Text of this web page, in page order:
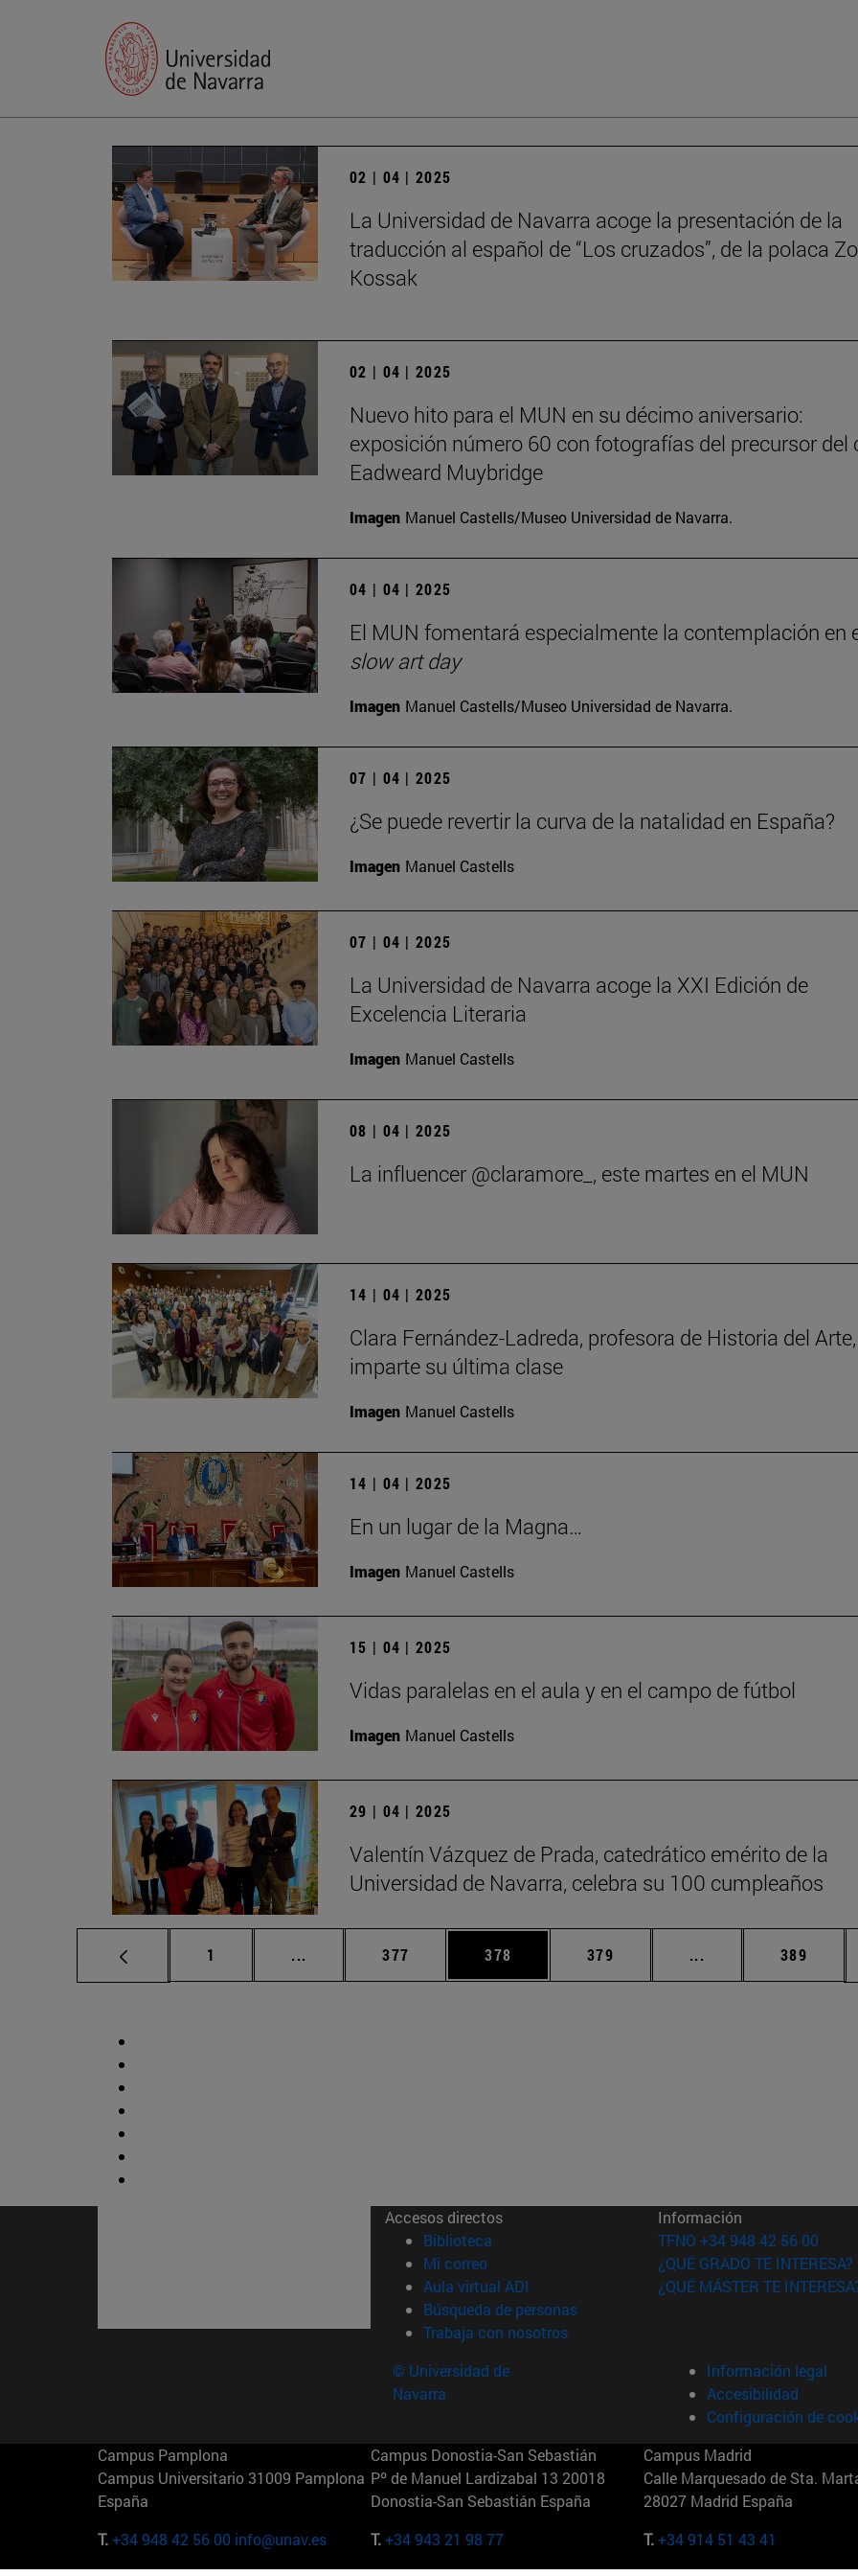
02 | 04 | 2025
La Universidad de Navarra acoge la presentación de la
traducción al español de “Los cruzados”, de la polaca
Kossak
02 | 04 | 2025
Nuevo hito para el MUN en su décimo aniversario:
exposición número 60 con fotografías del precursor del
Eadweard Muybridge
Imagen Manuel Castells/Museo Universidad de Navarra.
04 | 04 | 2025
El MUN fomentará especialmente la contemplación en
slow art day
Imagen Manuel Castells/Museo Universidad de Navarra.
07 | 04 | 2025
¿Se puede revertir la curva de la natalidad en España?
Imagen Manuel Castells
07 | 04 | 2025
La Universidad de Navarra acoge la XXI Edición de
Excelencia Literaria
Imagen Manuel Castells
08 | 04 | 2025
La influencer @claramore_, este martes en el MUN
14 | 04 | 2025
Clara Fernández-Ladreda, profesora de Historia del Arte,
imparte su última clase
Imagen Manuel Castells
14 | 04 | 2025
En un lugar de la Magna…
Imagen Manuel Castells
15 | 04 | 2025
Vidas paralelas en el aula y en el campo de fútbol
Imagen Manuel Castells
29 | 04 | 2025
Valentín Vázquez de Prada, catedrático emérito de la
Universidad de Navarra, celebra su 100 cumpleaños
Página
1 ... Páginas intermedias Use TAB para desplazarse.
Página
377 Página
378 Página
379 ... Páginas intermedias
Página
389
Accesos directos
Biblioteca (abre en nueva ventana)
Mi correo(abre en nueva ventana)
Aula virtual ADI (abre en nueva ventana)
Búsqueda de personas(abre en nueva ventana)
Trabaja con nosotros(abre en nueva ventana)
Información
TFNO +34 948 42 56 00
¿QUÉ GRADO TE INTERESA?
¿QUÉ MÁSTER TE
© Universidad de
Navarra
Información legal
Accesibilidad
Configuración de
Campus Pamplona
Campus Universitario 31009 Pamplona
España
T.+34 948 42 56 00 info@unav.es
Campus Donostia-San Sebastián
Pº de Manuel Lardizabal 13 20018
Donostia-San Sebastián España
T.+34 943 21 98 77
Campus Madrid
Calle Marquesado de Sta.
28027 Madrid España
T.+34 914 51 43 41